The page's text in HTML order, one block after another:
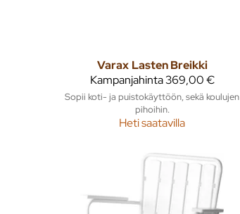
Varax Lasten Breikki
Kampanjahinta369,00 €
Sopii koti- ja puistokäyttöön, sekä koulujen
pihoihin.
Heti saatavilla